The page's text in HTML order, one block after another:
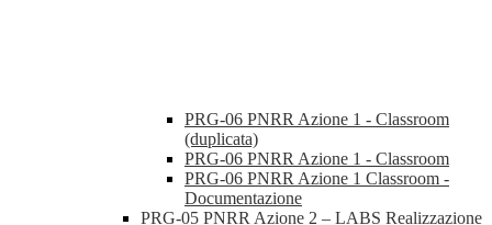
PRG-06 PNRR Azione 1 - Classroom
(duplicata)
PRG-06 PNRR Azione 1 - Classroom
PRG-06 PNRR Azione 1 Classroom -
Documentazione
PRG-05 PNRR Azione 2 – LABS Realizzazione